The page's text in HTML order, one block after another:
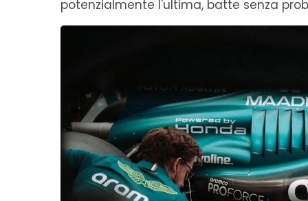
potenzialmente l'ultima, batte senza